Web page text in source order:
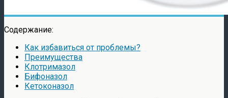
Содержание:
Как избавиться от проблемы?
Преимущества
Клотримазол
Бифоназол
Кетоконазол